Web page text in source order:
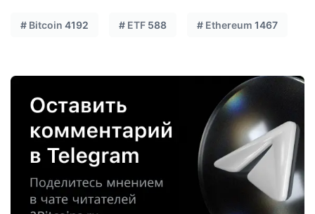
# Bitcoin 4192 # ETF 588 # Ethereum 1467